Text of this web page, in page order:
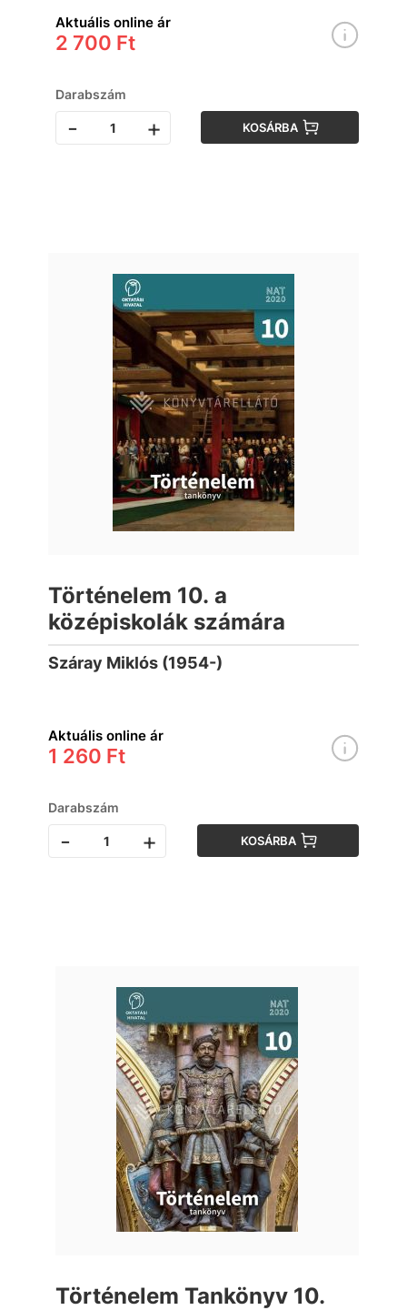
Aktuális online ár
2 700 Ft
Darabszám
- + KOSÁRBA
Történelem 10. a
középiskolák számára
Száray Miklós (1954-)
Aktuális online ár
1 260 Ft
Darabszám
- + KOSÁRBA
Történelem Tankönyv 10.